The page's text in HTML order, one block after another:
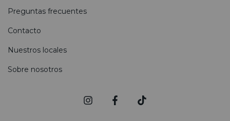
Preguntas frecuentes
Contacto
Nuestros locales
Sobre nosotros